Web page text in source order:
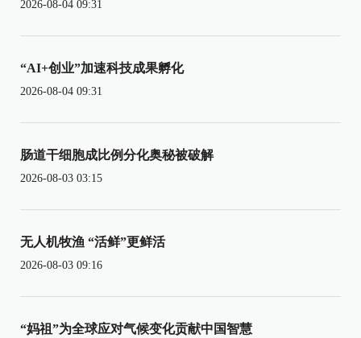
2026-08-04 09:31
“AI+创业”加速科技成果孵化
2026-08-04 09:31
肠道干细胞成比例分化奥秘被破解
2026-08-03 03:15
无人机牧渔 “活鲜”更鲜活
2026-08-03 09:16
“妈祖”为全球应对气候变化贡献中国智慧